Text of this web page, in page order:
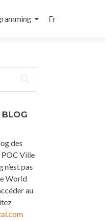
Fr
BLOG
des
POC Ville
pas
World
au